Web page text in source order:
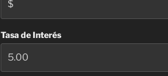
Tasa de Interés